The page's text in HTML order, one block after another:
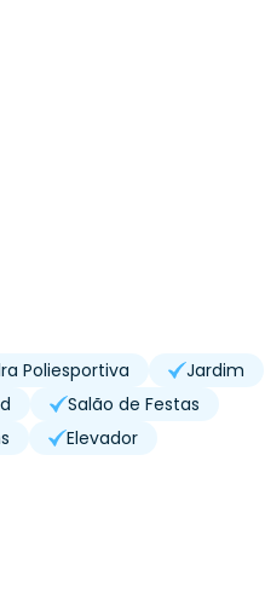
Poliesportiva
Jardim
Salão de Festas
Elevador